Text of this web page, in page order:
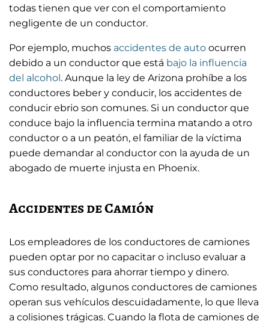
todas tienen que ver con el comportamiento
negligente de un conductor.
Por ejemplo, muchos accidentes de auto ocurren
debido a un conductor que está bajo la influencia
del alcohol . Aunque la ley de Arizona prohíbe a los
conductores beber y conducir, los accidentes de
conducir ebrio son comunes. Si un conductor que
conduce bajo la influencia termina matando a otro
conductor o a un peatón, el familiar de la víctima
puede demandar al conductor con la ayuda de un
abogado de muerte injusta en Phoenix.
Accidentes de Camión
Los empleadores de los conductores de camiones
pueden optar por no capacitar o incluso evaluar a
sus conductores para ahorrar tiempo y dinero.
Como resultado, algunos conductores de camiones
operan sus vehículos descuidadamente, lo que lleva
a colisiones trágicas. Cuando la flota de camiones de